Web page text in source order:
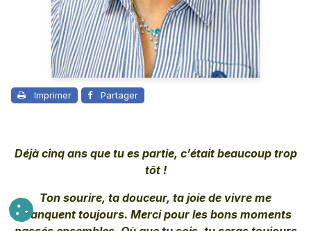
Imprimer Partager
Déjà cinq ans que tu es partie, c’était beaucoup trop
tôt !
Ton sourire, ta douceur, ta joie de vivre me
manquent toujours. Merci pour les bons moments